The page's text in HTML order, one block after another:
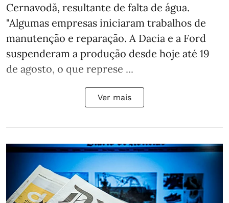
Cernavodă, resultante de falta de água.
"Algumas empresas iniciaram trabalhos de
manutenção e reparação. A Dacia e a Ford
suspenderam a produção desde hoje até 19
de agosto, o que represe ...
Ver mais